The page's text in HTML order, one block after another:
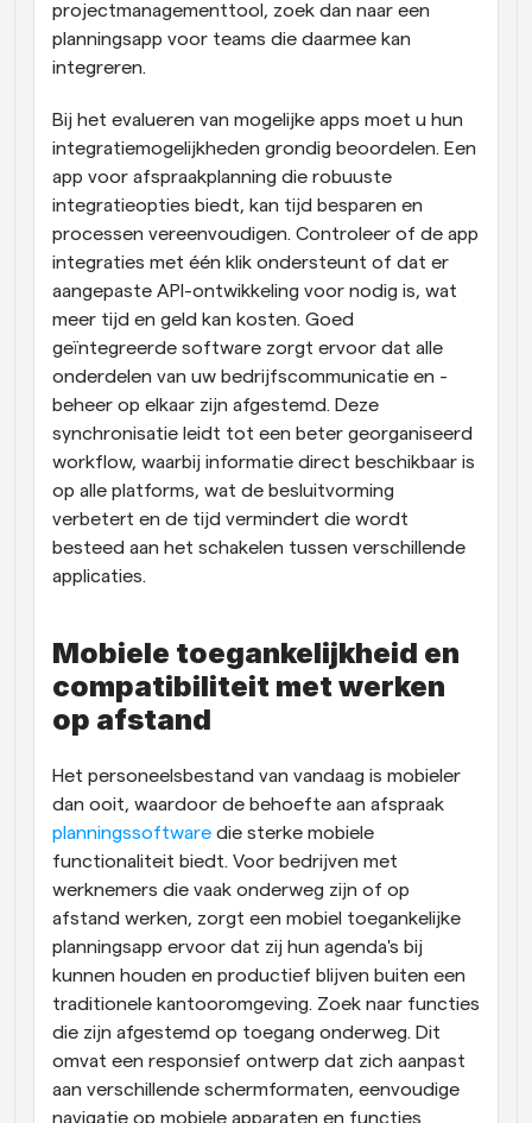
projectmanagementtool, zoek dan naar een
planningsapp voor teams die daarmee kan
integreren.
Bij het evalueren van mogelijke apps moet u hun
integratiemogelijkheden grondig beoordelen. Een
app voor afspraakplanning die robuuste
integratieopties biedt, kan tijd besparen en
processen vereenvoudigen. Controleer of de app
integraties met één klik ondersteunt of dat er
aangepaste API-ontwikkeling voor nodig is, wat
meer tijd en geld kan kosten. Goed
geïntegreerde software zorgt ervoor dat alle
onderdelen van uw bedrijfscommunicatie en -
beheer op elkaar zijn afgestemd. Deze
synchronisatie leidt tot een beter georganiseerd
workflow, waarbij informatie direct beschikbaar is
op alle platforms, wat de besluitvorming
verbetert en de tijd vermindert die wordt
besteed aan het schakelen tussen verschillende
applicaties.
Mobiele toegankelijkheid en
compatibiliteit met werken
op afstand
Het personeelsbestand van vandaag is mobieler
planningssoftware die sterke mobiele
functionaliteit biedt. Voor bedrijven met
werknemers die vaak onderweg zijn of op
afstand werken, zorgt een mobiel toegankelijke
planningsapp ervoor dat zij hun agenda's bij
kunnen houden en productief blijven buiten een
traditionele kantooromgeving. Zoek naar functies
die zijn afgestemd op toegang onderweg. Dit
omvat een responsief ontwerp dat zich aanpast
aan verschillende schermformaten, eenvoudige
navigatie op mobiele apparaten en functies